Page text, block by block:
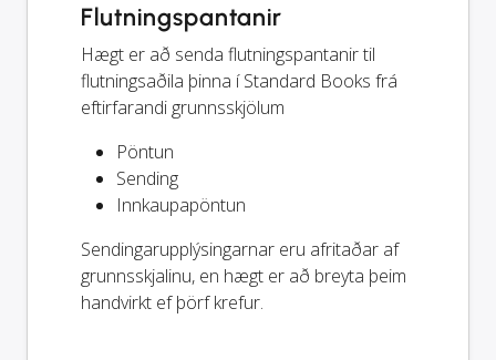
Flutningspantanir
Hægt er að senda flutningspantanir til
flutningsaðila þinna í Standard Books frá
eftirfarandi grunnsskjölum
Pöntun
Sending
Innkaupapöntun
Sendingarupplýsingarnar eru afritaðar af
grunnsskjalinu, en hægt er að breyta þeim
handvirkt ef þörf krefur.